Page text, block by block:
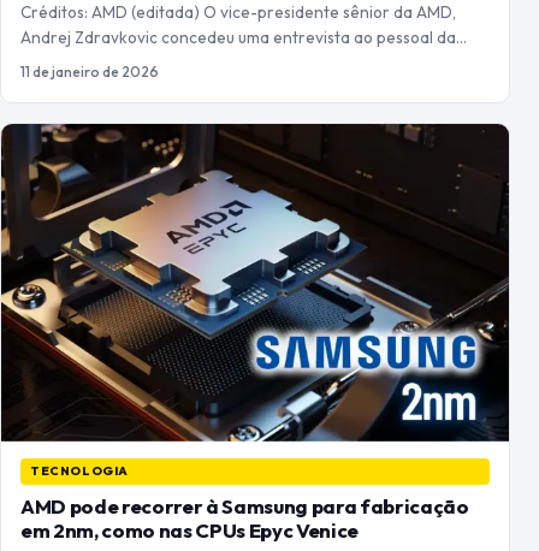
Créditos: AMD (editada) O vice-presidente sênior da AMD,
Andrej Zdravkovic concedeu uma entrevista ao pessoal da…
11 de janeiro de 2026
TECNOLOGIA
AMD pode recorrer à Samsung para fabricação
em 2nm, como nas CPUs Epyc Venice